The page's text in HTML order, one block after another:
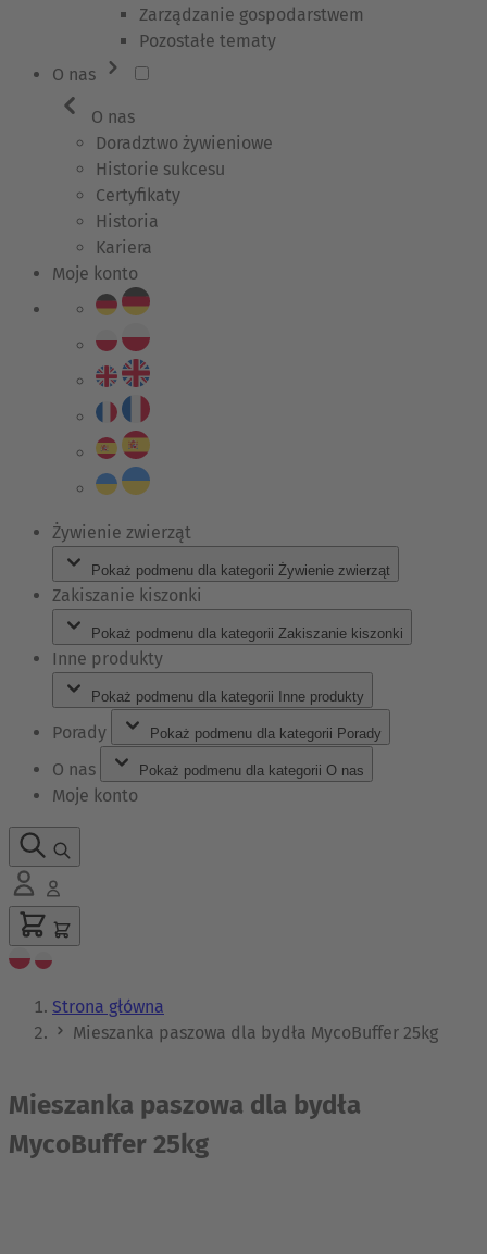
Zarządzanie gospodarstwem
Pozostałe tematy
O nas
O nas
Doradztwo żywieniowe
Historie sukcesu
Certyfikaty
Historia
Kariera
Moje konto
Żywienie zwierząt
Pokaż podmenu dla kategorii Żywienie zwierząt
Zakiszanie kiszonki
Pokaż podmenu dla kategorii Zakiszanie kiszonki
Inne produkty
Pokaż podmenu dla kategorii Inne produkty
Porady Pokaż podmenu dla kategorii Porady
O nas Pokaż podmenu dla kategorii O nas
Moje konto
Strona główna
Mieszanka paszowa dla bydła MycoBuffer 25kg
Mieszanka paszowa dla bydła
MycoBuffer 25kg